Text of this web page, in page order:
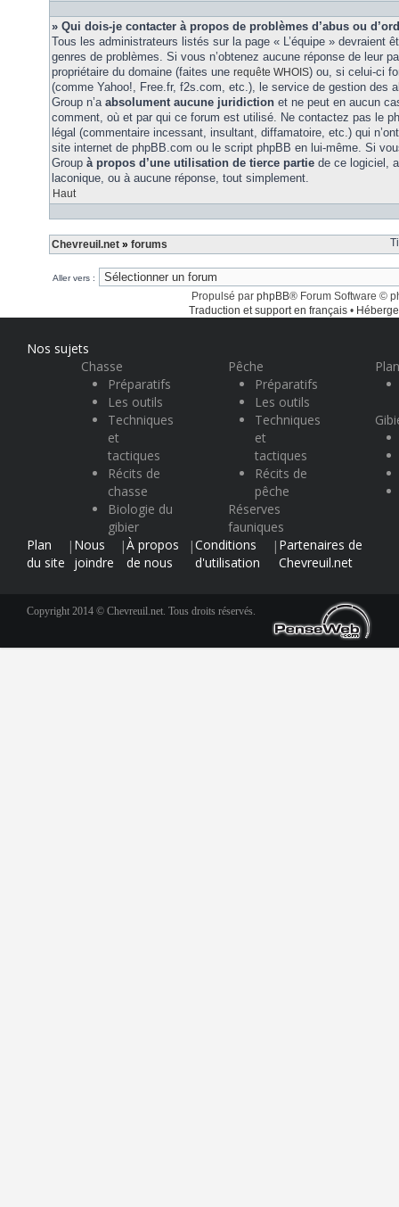
» Qui dois-je contacter à propos de problèmes d’abus ou
Tous les administrateurs listés sur la page « L’équipe » devraient
genres de problèmes. Si vous n’obtenez aucune réponse de leur
propriétaire du domaine (faites une requête WHOIS) ou, si celui-ci
(comme Yahoo!, Free.fr, f2s.com, etc.), le service de gestion des
Group n’a absolument aucune juridiction et ne peut en aucun
comment, où et par qui ce forum est utilisé. Ne contactez pas le
légal (commentaire incessant, insultant, diffamatoire, etc.) qui
site internet de phpBB.com ou le script phpBB en lui-même. Si
Group à propos d’une utilisation de tierce partie de ce logiciel,
laconique, ou à aucune réponse, tout simplement.
Haut
Chevreuil.net » forums
Aller vers :
Propulsé par phpBB® Forum Software ©
Traduction et support en français •
Nos sujets
Chasse
Préparatifs
Les outils
Techniques
et
tactiques
Récits de
chasse
Biologie du
gibier
Pêche
Préparatifs
Les outils
Techniques
et
tactiques
Récits de
pêche
Réserves
fauniques
Plan
du site
| Nous
joindre
|À propos
de nous
|Conditions
d'utilisation
| Partenaires de
Chevreuil.net
Copyright 2014 © Chevreuil.net. Tous droits réservés.